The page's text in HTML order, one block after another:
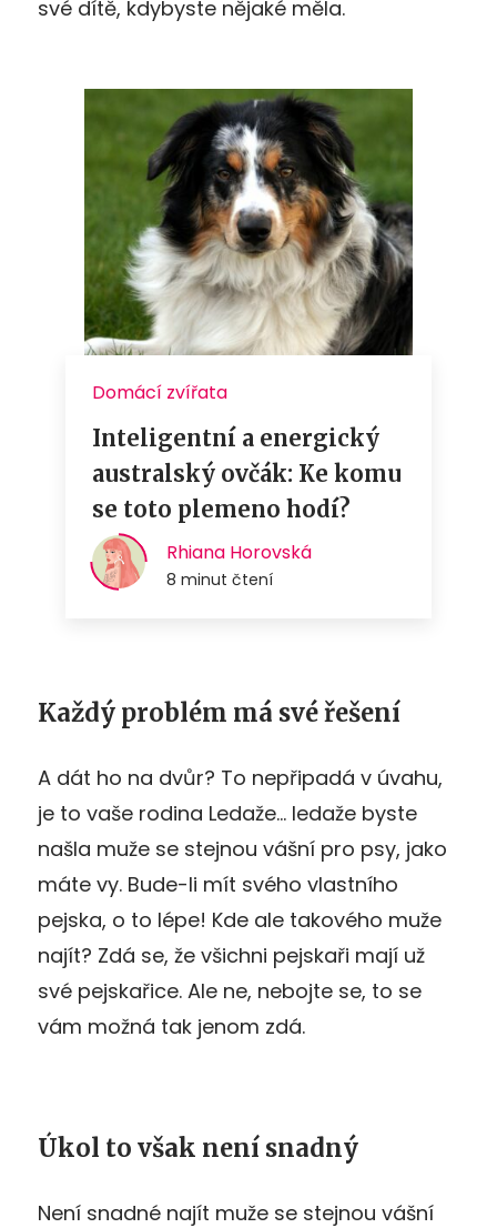
své dítě, kdybyste nějaké měla.
Každý problém má své řešení
A dát ho na dvůr? To nepřipadá v úvahu,
je to vaše rodina Ledaže… ledaže byste
našla muže se stejnou vášní pro psy, jako
máte vy. Bude-li mít svého vlastního
pejska, o to lépe! Kde ale takového muže
najít? Zdá se, že všichni pejskaři mají už
své pejskařice. Ale ne, nebojte se, to se
vám možná tak jenom zdá.
Úkol to však není snadný
Není snadné najít muže se stejnou vášní